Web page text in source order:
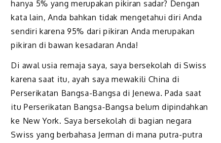
hanya 5% yang merupakan pikiran sadar? Dengan
kata lain, Anda bahkan tidak mengetahui diri Anda
sendiri karena 95% dari pikiran Anda merupakan
pikiran di bawan kesadaran Anda!
Di awal usia remaja saya, saya bersekolah di Swiss
karena saat itu, ayah saya mewakili China di
Perserikatan Bangsa-Bangsa di Jenewa. Pada saat
itu Perserikatan Bangsa-Bangsa belum dipindahkan
ke New York. Saya bersekolah di bagian negara
Swiss yang berbahasa Jerman di mana putra-putra